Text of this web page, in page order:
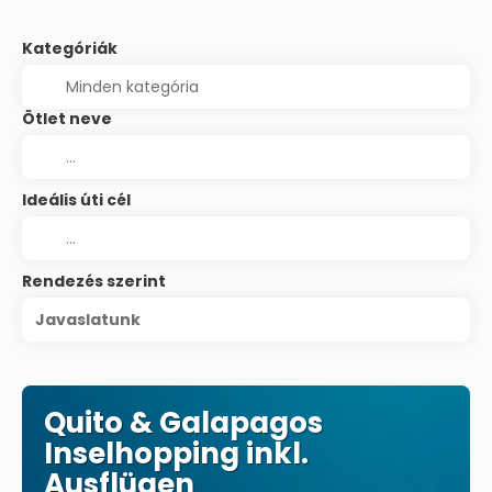
Kategóriák
Ötlet neve
Ideális úti cél
Rendezés szerint
Javaslatunk
Quito & Galapagos
Inselhopping inkl.
Ausflügen